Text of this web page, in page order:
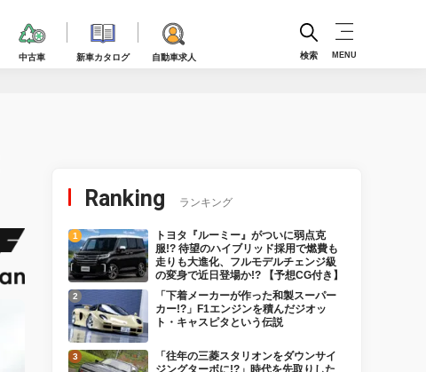
中古車 新車カタログ 自動車求人 検索 MENU
Ranking ランキング
トヨタ『ルーミー』がついに弱点克
服!? 待望のハイブリッド採用で燃費も
走りも大進化、フルモデルチェンジ級
の変身で近日登場か!? 【予想CG付き】
「下着メーカーが作った和製スーパー
カー!?」F1エンジンを積んだジオッ
ト・キャスピタという伝説
「往年の三菱スタリオンをダウンサイ
ジングターボに!?」時代を先取りした